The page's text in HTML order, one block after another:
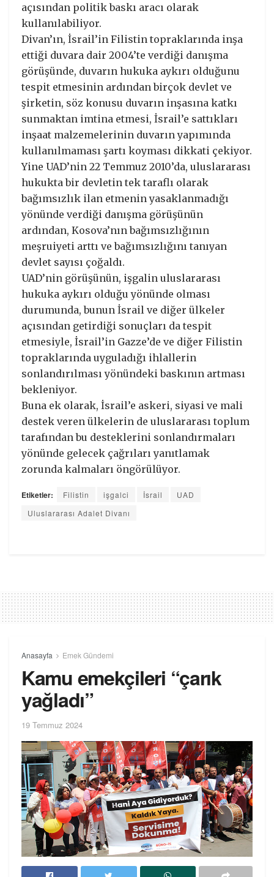
açısından politik baskı aracı olarak
kullanılabiliyor.
Divan’ın, İsrail’in Filistin topraklarında inşa
ettiği duvara dair 2004’te verdiği danışma
görüşünde, duvarın hukuka aykırı olduğunu
tespit etmesinin ardından birçok devlet ve
şirketin, söz konusu duvarın inşasına katkı
sunmaktan imtina etmesi, İsrail’e sattıkları
inşaat malzemelerinin duvarın yapımında
kullanılmaması şartı koyması dikkati çekiyor.
Yine UAD’nin 22 Temmuz 2010’da, uluslararası
hukukta bir devletin tek taraflı olarak
bağımsızlık ilan etmenin yasaklanmadığı
yönünde verdiği danışma görüşünün
ardından, Kosova’nın bağımsızlığının
meşruiyeti arttı ve bağımsızlığını tanıyan
devlet sayısı çoğaldı.
UAD’nin görüşünün, işgalin uluslararası
hukuka aykırı olduğu yönünde olması
durumunda, bunun İsrail ve diğer ülkeler
açısından getirdiği sonuçları da tespit
etmesiyle, İsrail’in Gazze’de ve diğer Filistin
topraklarında uyguladığı ihlallerin
sonlandırılması yönündeki baskının artması
bekleniyor.
Buna ek olarak, İsrail’e askeri, siyasi ve mali
destek veren ülkelerin de uluslararası toplum
tarafından bu desteklerini sonlandırmaları
yönünde gelecek çağrıları yanıtlamak
zorunda kalmaları öngörülüyor.
Etiketler: Filistin işgalci İsrail
UAD
Uluslararası Adalet Divanı
Anasayfa Emek Gündemi
Kamu emekçileri “çarık
yağladı”
19 Temmuz 2024